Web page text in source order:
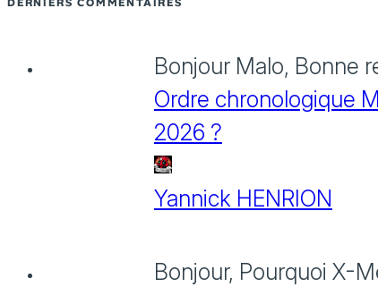
DERNIERS COMMENTAIRES
Bonjour Malo, Bonne
Ordre chronologique
2026 ?
Yannick HENRION
Bonjour, Pourquoi X-